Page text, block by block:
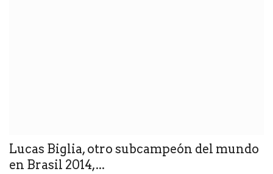
Lucas Biglia, otro subcampeón del mundo
en Brasil 2014,...